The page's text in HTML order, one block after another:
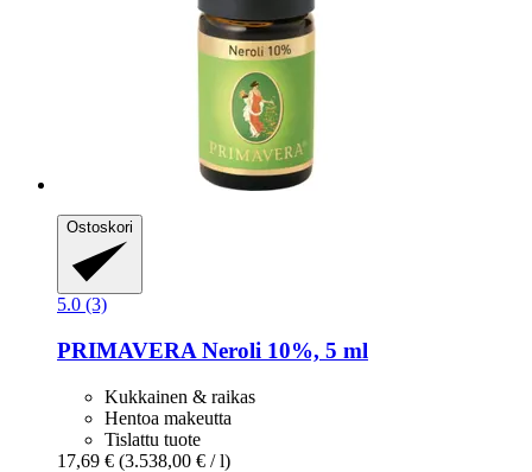
Ostoskori
5.0 (3)
PRIMAVERA Neroli 10%, 5 ml
Kukkainen & raikas
Hentoa makeutta
Tislattu tuote
17,69 € (3.538,00 € / l)